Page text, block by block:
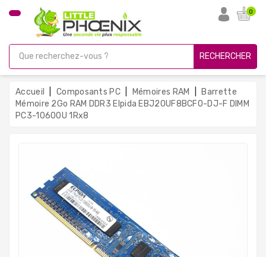
CATÉGORIE
Gamer
Unités
Centrales
Reconditionnées
Ordinateurs
Portables
0
RECHERCHER
Accueil Composants PC Mémoires RAM
Barrette
Mémoire 2Go RAM DDR3 Elpida EBJ20UF8BCF0-DJ-F DIMM
PC3-10600U 1Rx8